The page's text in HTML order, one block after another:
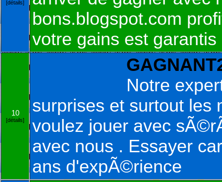
[détails]
bons.blogspot.com
votre gains est garantis
10
[détails]
Notre
surprises et surtout les
voulez jouer avec
avec nous . Essayer
ans d'expÃ©rience